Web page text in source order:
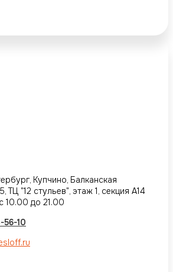
Купчино, Балканская
ТЦ "12 стульев", этаж 1, секция А14
10.00 до 21.00
10